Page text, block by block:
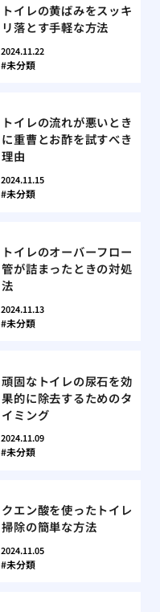
トイレの黄ばみをスッキ
リ落とす手軽な方法
2024.11.22
未分類
トイレの流れが悪いとき
に重曹とお酢を試すべき
理由
2024.11.15
未分類
トイレのオーバーフロー
管が詰まったときの対処
法
2024.11.13
未分類
頑固なトイレの尿石を効
果的に除去するためのタ
イミング
2024.11.09
未分類
クエン酸を使ったトイレ
掃除の簡単な方法
2024.11.05
未分類